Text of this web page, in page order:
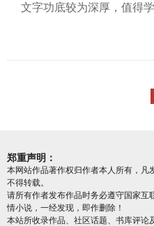
文字功底较为深厚，值得学
郑重声明：
本网站作品著作权归作者本人所有，凡
不得转载。
请所有作者发布作品时务必遵守国家互
情小说，一经发现，即作删除！
本站所收录作品、社区话题、书库评论